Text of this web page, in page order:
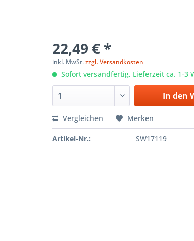
22,49 € *
inkl. MwSt.zzgl. Versandkosten
Sofort versandfertig, Lieferzeit ca. 1-3
In den
Vergleichen Merken
Artikel-Nr.: SW17119